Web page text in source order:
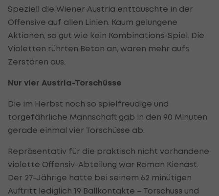
Speziell die Wiener Austria enttäuschte in der
Offensive auf allen Linien. Kaum gelungene
Aktionen, so gut wie kein Kombinations-Spiel. Die
Violetten rührten Beton an, waren mehr aufs
Zerstören aus.
Nur vier Austria-Torschüsse
Die im Herbst noch so spielfreudige und
torgefährliche Mannschaft gab in den 90 Minuten
gerade einmal vier Torschüsse ab.
Repräsentativ für die praktisch nicht vorhandene
violette Offensiv-Abteilung war Roman Kienast.
Der 27-Jährige hatte bei seinem 62 minütigen
Auftritt lediglich 19 Ballkontakte – Torschuss und